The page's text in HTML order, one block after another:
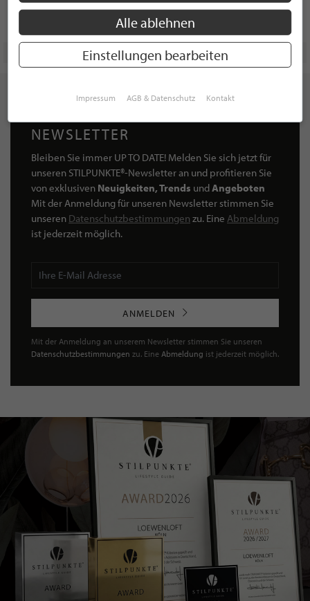
NEWSLETTER
Bleiben Sie immer UP TO DATE! Melden Sie sich jetzt für
unseren STILPUNKTE®-Newsletter an und profitieren Sie
von exklusiven Neuigkeiten, Trends undAngeboten
Mit der Anmeldung für unseren Newsletter stimmen Sie
unseren Datenschutzbestimmungen zu. Eine Abmeldung
ist jederzeit möglich.
ANMELDEN
Mit der Anmeldung an unserem Newsletter stimmen Sie unseren
Datenschutzbestimmungen zu. Eine Abmeldung ist jederzeit möglich.
Alle ablehnen
Einstellungen bearbeiten
Impressum AGB & Datenschutz Kontakt